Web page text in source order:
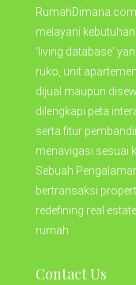
melayani
'living database'
ruko, unit
dijual maupun
dilengkapi peta
serta fitur
menavigasi sesuai
Sebuah
bertransaksi
redefining real
rumah
Contact Us